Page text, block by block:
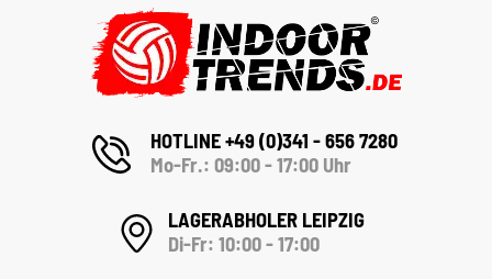
HOTLINE +49 (0)341 - 656 7280
Mo-Fr.: 09:00 - 17:00 Uhr
LAGERABHOLER LEIPZIG
Di-Fr: 10:00 - 17:00